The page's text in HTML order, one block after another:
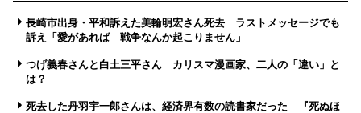
長崎市出身・平和訴えた美輪明宏さん死去 ラストメッセージでも
訴え「愛があれば 戦争なんか起こりません」
つげ義春さんと白土三平さん カリスマ漫画家、二人の「違い」と
は？
死去した丹羽宇一郎さんは、経済界有数の読書家だった 『死ぬほ